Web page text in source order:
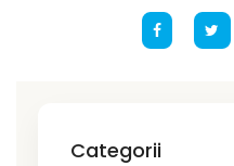
Categorii